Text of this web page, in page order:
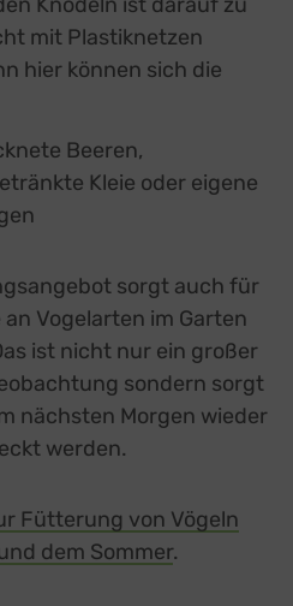
mit Plastiknetzen
hier können sich die
Beeren,
Kleie oder eigene
sorgt auch für
Vogelarten im Garten
ist nicht nur ein großer
sondern sorgt
nächsten Morgen wieder
werden.
Fütterung von Vögeln
dem Sommer.
Details
zu Facebook
Detailszu Open Street
Detailszu Typeform
Switch zum
Details
Switch
Detailszu YouTube
Switch zum